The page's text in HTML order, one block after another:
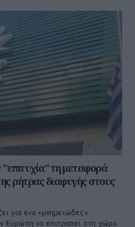
τη μεταφορά
ρήτρας διαφυγής στους
για ένα «μνημειώδες»
Ευρώπη να επιτραπεί στη χώρα